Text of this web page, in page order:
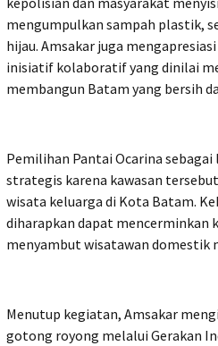
mengumpulkan sampah plastik,
hijau. Amsakar juga
inisiatif kolaboratif yang dinilai
membangun Batam yang bersih
Pemilihan Pantai Ocarina
strategis karena kawasan
wisata keluarga di Kota Batam.
diharapkan dapat mencerminkan
menyambut wisatawan domestik
Menutup kegiatan, Amsakar
gotong royong melalui Gerakan